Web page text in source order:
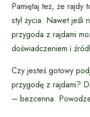
Pamiętaj też, że rajdy
styl życia. Nawet jeśli
przygoda z rajdami
doświadczeniem i
Czy jesteś gotowy
przygodę z rajdami?
– bezcenna.